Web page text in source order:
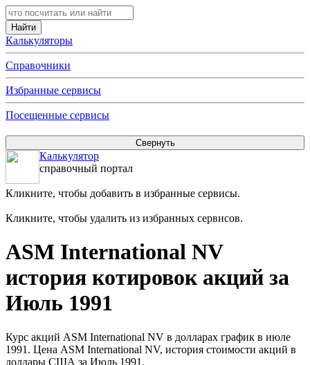
Калькуляторы
Справочники
Избранные сервисы
Посещенные сервисы
Калькулятор
справочный портал
Кликните, чтобы добавить в избранные сервисы.
Кликните, чтобы удалить из избранных сервисов.
ASM International NV
история котировок акций за
Июль 1991
Курс акций ASM International NV в долларах график в июле
1991. Цена ASM International NV, история стоимости акций в
доллары США за Июль 1991.